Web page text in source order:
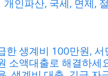
개인파산, 국세, 면제,
한 생계비 100만원, 서
소액대출로 해결하세